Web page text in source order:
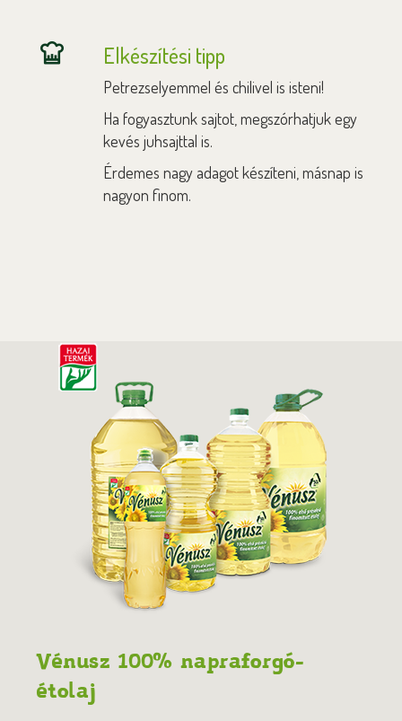
Elkészítési tipp
Petrezselyemmel és chilivel is isteni!
Ha fogyasztunk sajtot, megszórhatjuk egy
kevés juhsajttal is.
Érdemes nagy adagot készíteni, másnap is
nagyon finom.
Vénusz 100% napraforgó-
étolaj